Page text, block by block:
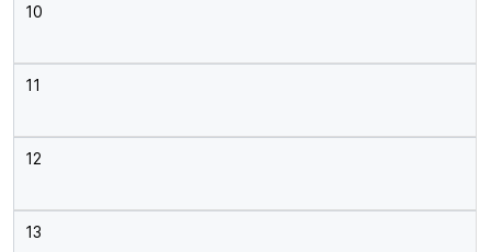
10
11
12
13